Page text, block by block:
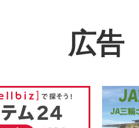
広告